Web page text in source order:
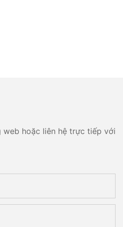
hoặc liên hệ trực tiếp với